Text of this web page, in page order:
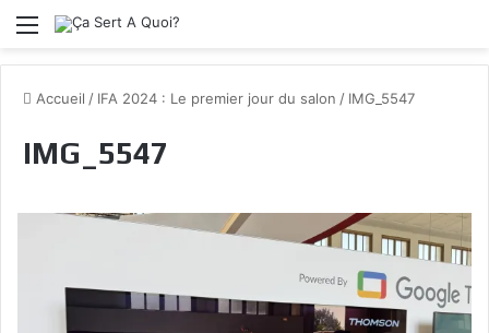
Menu
Accueil / IFA 2024 : Le premier jour du salon / IMG_5547
IMG_5547